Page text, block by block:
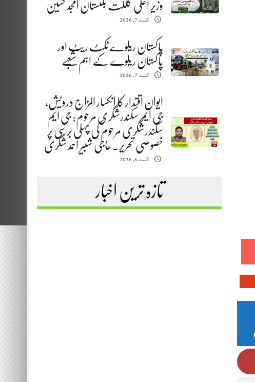
وزیر اعلیٰ گلگت بلتستان امجد حسین
اگست 7, 2026
پاکستان ریلوے ٹکٹ ریٹ اور
پاکستان ریلوے کے اہم شعبے
اگست 7, 2026
ایوانِ اقتدار کا انکسار المزاج درویش،
جی ایم سکندرشگری مرحوم: جی ایم
سکندرشگری مرحوم کی پہلی برسی پر
خصوصی تحریر. حاجی شبیر احمد شگری
اگست 6, 2026
تازہ ترین اخبار